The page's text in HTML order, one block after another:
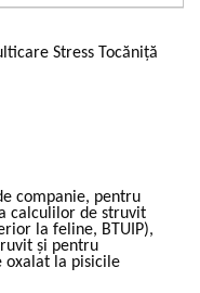
Stress Tocăniță
companie, pentru
calculilor de struvit
la feline, BTUIP),
şi pentru
oxalat la pisicile